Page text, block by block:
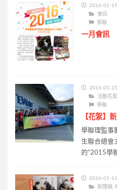
2016-01-15
會訊
學聯
一月會訊
2016-01-15
活動花絮
學聯
【花絮】
學聯理監
生聯合總會
的“2015學
2016-01-11
新聞稿